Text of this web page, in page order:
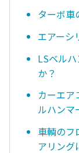
ターボ車
エアーシ
LSベル
か？
カーエア
ルハンマ
車輌のフ
アリング